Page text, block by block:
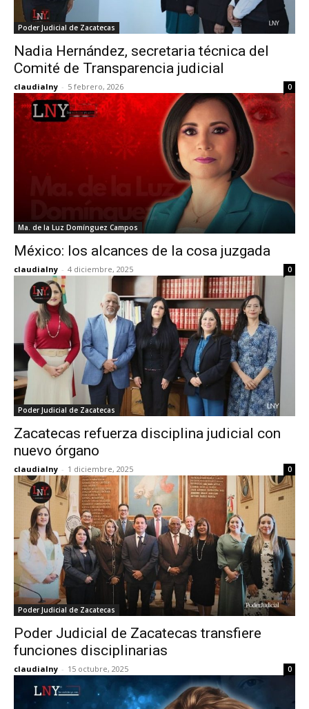
Poder Judicial de Zacatecas
Nadia Hernández, secretaria técnica del
Comité de Transparencia judicial
claudialny - 5 febrero, 2026 0
Ma. de la Luz Domínguez Campos
México: los alcances de la cosa juzgada
claudialny - 4 diciembre, 2025 0
Poder Judicial de Zacatecas
Zacatecas refuerza disciplina judicial con
nuevo órgano
claudialny - 1 diciembre, 2025 0
Poder Judicial de Zacatecas
Poder Judicial de Zacatecas transfiere
funciones disciplinarias
claudialny - 15 octubre, 2025 0